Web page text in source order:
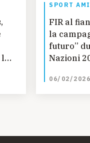
SPORT
FIR al
la
futuro”
Nazioni
06/02/2026